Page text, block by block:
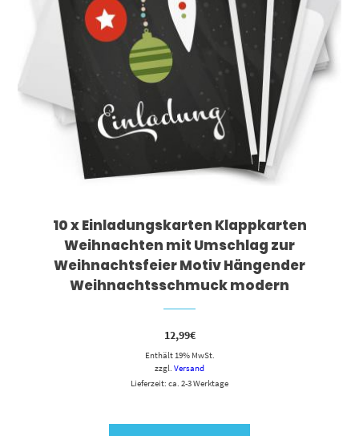
10 x Einladungskarten Klappkarten
Weihnachten mit Umschlag zur
Weihnachtsfeier Motiv Hängender
Weihnachtsschmuck modern
12,99€
Enthält 19% MwSt.
zzgl. Versand
Lieferzeit: ca. 2-3 Werktage